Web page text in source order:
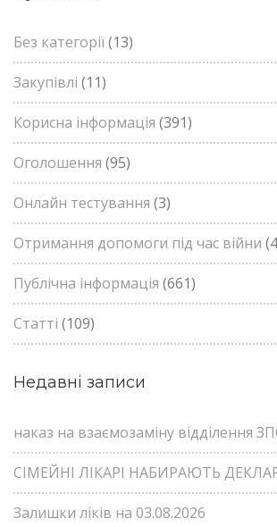
Без категорії(13)
Закупівлі (11)
Корисна інформація (391)
Оголошення (95)
Онлайн тестування (3)
Отримання допомоги під час війни
Публічна інформація (661)
Статті (109)
Недавні записи
наказ на взаємозаміну відділення
СІМЕЙНІ ЛІКАРІ НАБИРАЮТЬ
Залишки ліків на 03.08.2026